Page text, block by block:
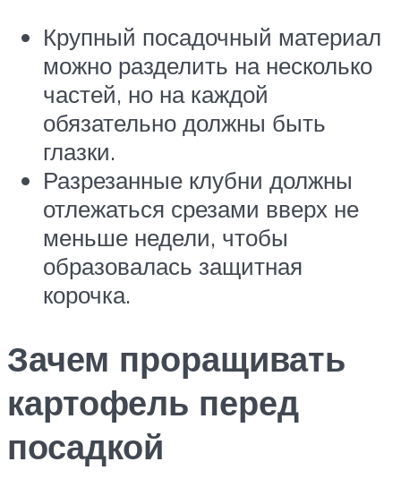
Крупный посадочный материал
можно разделить на несколько
частей, но на каждой
обязательно должны быть
глазки.
Разрезанные клубни должны
отлежаться срезами вверх не
меньше недели, чтобы
образовалась защитная
корочка.
Зачем проращивать
картофель перед
посадкой